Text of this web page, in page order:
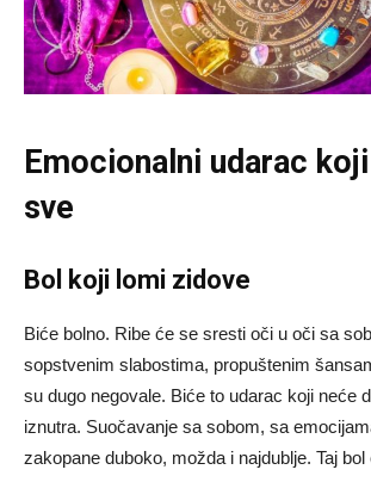
Emocionalni udarac
sve
Bol koji lomi zidove
Biće bolno. Ribe će se sresti oči u oči sa
sopstvenim slabostima, propuštenim
su dugo negovale. Biće to udarac koji neće
iznutra. Suočavanje sa sobom, sa
zakopane duboko, možda i najdublje. Taj